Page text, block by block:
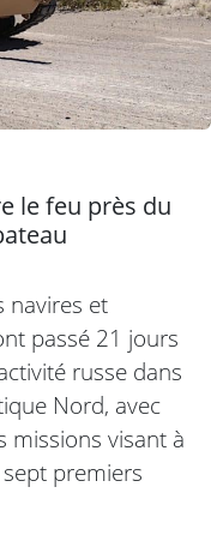
le feu près du
navires et
passé 21 jours
russe dans
Nord, avec
missions visant à
premiers